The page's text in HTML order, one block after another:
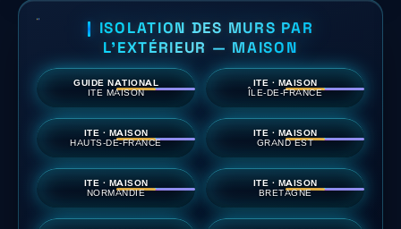
ISOLATION DES MURS PAR
L'EXTÉRIEUR — MAISON
GUIDE NATIONAL
ITE MAISON
ITE · MAISON
ÎLE-DE-FRANCE
ITE · MAISON
HAUTS-DE-FRANCE
ITE · MAISON
GRAND EST
ITE · MAISON
NORMANDIE
ITE · MAISON
BRETAGNE